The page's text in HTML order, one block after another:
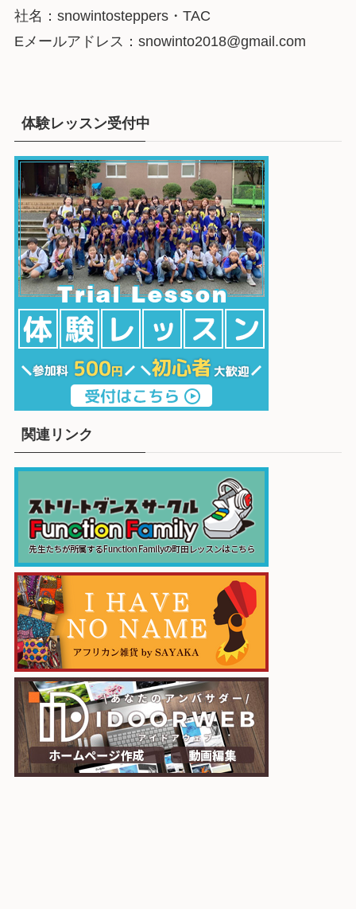
社名：snowintosteppers・TAC
Eメールアドレス：snowinto2018@gmail.com
体験レッスン受付中
関連リンク